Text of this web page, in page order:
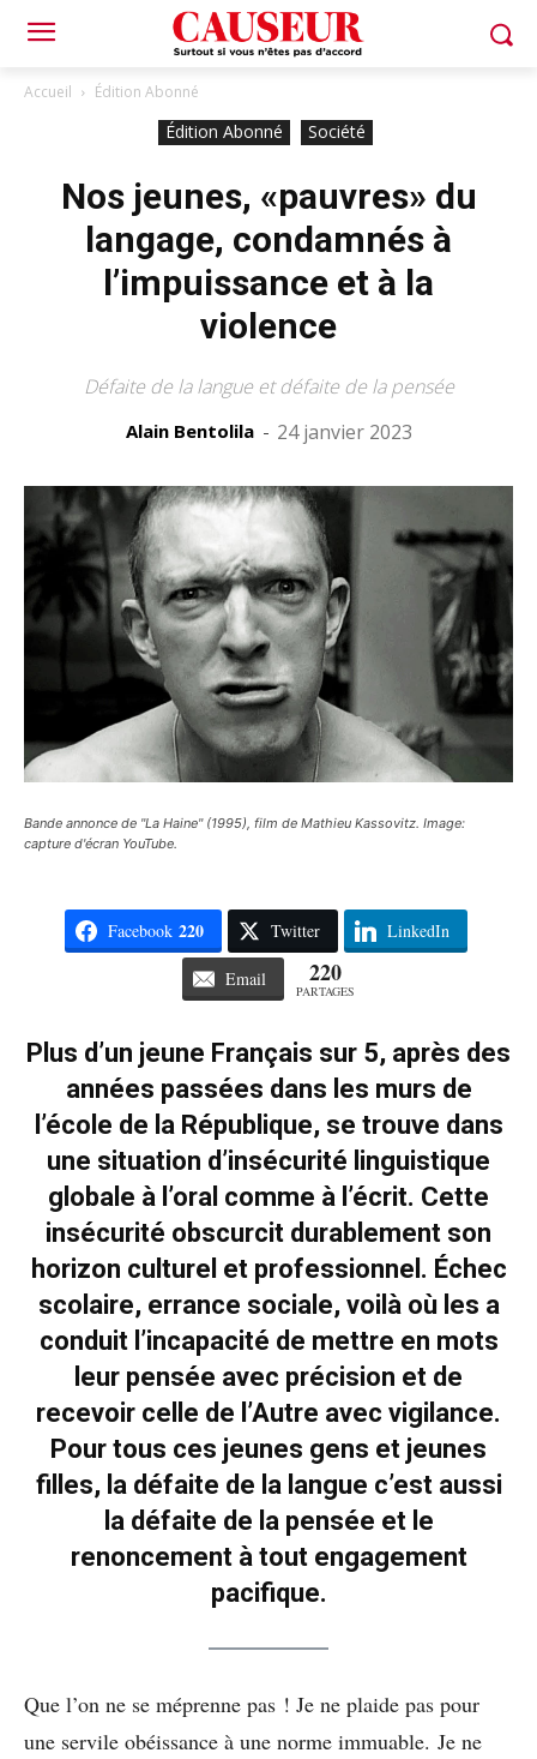
Accueil Édition Abonné
Édition Abonné Société
Nos jeunes, «pauvres» du
langage, condamnés à
l’impuissance et à la
violence
Défaite de la langue et défaite de la pensée
Alain Bentolila - 24 janvier 2023
Bande annonce de "La Haine" (1995), film de Mathieu Kassovitz. Image:
capture d'écran YouTube.
Facebook 220 Twitter LinkedIn
Email 220
PARTAGES
Plus d’un jeune Français sur 5, après des
années passées dans les murs de
l’école de la République, se trouve dans
une situation d’insécurité linguistique
globale à l’oral comme à l’écrit. Cette
insécurité obscurcit durablement son
horizon culturel et professionnel. Échec
scolaire, errance sociale, voilà où les a
conduit l’incapacité de mettre en mots
leur pensée avec précision et de
recevoir celle de l’Autre avec vigilance.
Pour tous ces jeunes gens et jeunes
filles, la défaite de la langue c’est aussi
la défaite de la pensée et le
renoncement à tout engagement
pacifique.
Que l’on ne se méprenne pas ! Je ne plaide pas pour
une servile obéissance à une norme immuable. Je ne